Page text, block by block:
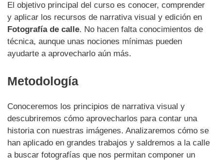
El objetivo principal del curso es conocer, comprender
y aplicar los recursos de narrativa visual y edición en
Fotografía de calle. No hacen falta conocimientos de
técnica, aunque unas nociones mínimas pueden
ayudarte a aprovecharlo aún más.
Metodología
Conoceremos los principios de narrativa visual y
descubriremos cómo aprovecharlos para contar una
historia con nuestras imágenes. Analizaremos cómo se
han aplicado en grandes trabajos y saldremos a la calle
a buscar fotografías que nos permitan componer un